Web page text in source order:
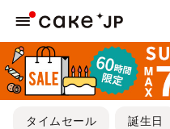
タイムセール 誕生日